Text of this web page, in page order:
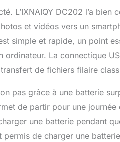
L’IXNAIQY DC202 l’a
et vidéos vers un
simple et rapide, un point
ordinateur. La connectique
de fichiers filaire
pas grâce à une batterie
de partir pour une
une batterie pendant
permis de charger une